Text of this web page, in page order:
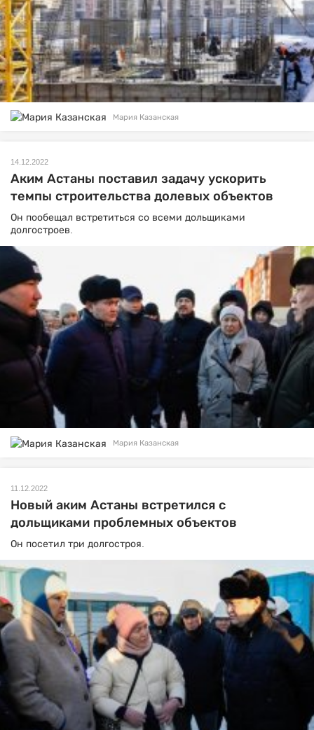
Мария Казанская
14.12.2022
Аким Астаны поставил задачу ускорить
темпы строительства долевых объектов
Он пообещал встретиться со всеми дольщиками
долгостроев.
Мария Казанская
11.12.2022
Новый аким Астаны встретился с
дольщиками проблемных объектов
Он посетил три долгостроя.